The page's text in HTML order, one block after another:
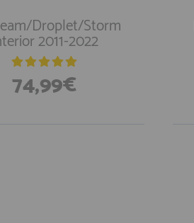
Droplet/Storm
2011-2022
74,99€